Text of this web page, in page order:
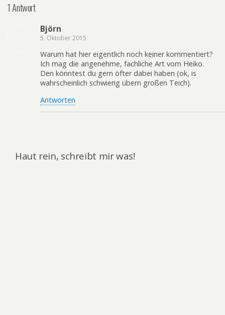
1 Antwort
Björn
5. Oktober 2015
Warum hat hier eigentlich noch keiner kommentiert?
Ich mag die angenehme, fachliche Art vom Heiko.
Den könntest du gern öfter dabei haben (ok, is
wahrscheinlich schwierig übern großen Teich).
Antworten
Haut rein, schreibt mir was!